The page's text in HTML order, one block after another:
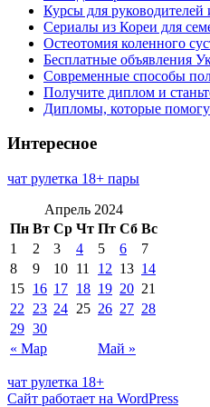
Курсы для руководителей
Сериалы из Кореи для
Остеотомия коленного
Бесплатные объявления
Современные способы
Получите диплом и
Дипломы, которые
Интересное
чат рулетка 18+ пары
Апрель 2024
Пн Вт Ср Чт Пт Сб Вс
« Мар Май »
1 2 3 4 5 6
7
8
9 10 11 12 13 14
15 16 17 18 19 20 21
22
23 24 25 26 27 28
29 30
чат рулетка 18+
Сайт работает на WordPress